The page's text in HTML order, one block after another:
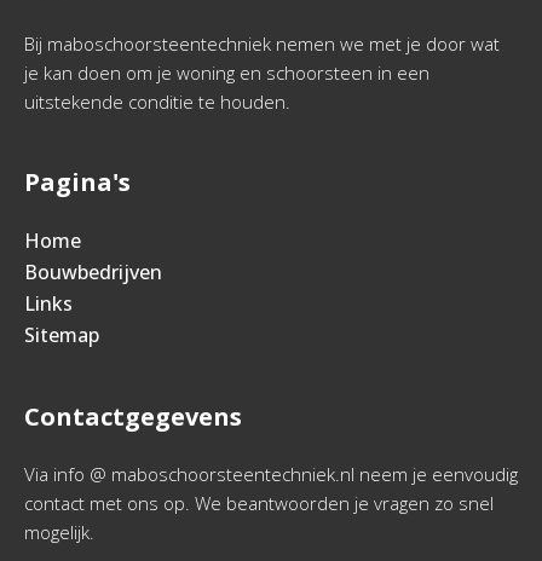
Bij maboschoorsteentechniek nemen we met je door wat
je kan doen om je woning en schoorsteen in een
uitstekende conditie te houden.
Pagina's
Home
Bouwbedrijven
Links
Sitemap
Contactgegevens
Via info @ maboschoorsteentechniek.nl neem je eenvoudig
contact met ons op. We beantwoorden je vragen zo snel
mogelijk.